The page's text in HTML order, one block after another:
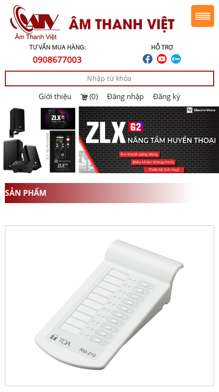
HỖ TRỢ
TƯ VẤN MUA HÀNG:
0908677003
Giới thiệu (0) Đăng nhập Đăng ký
SẢN PHẨM